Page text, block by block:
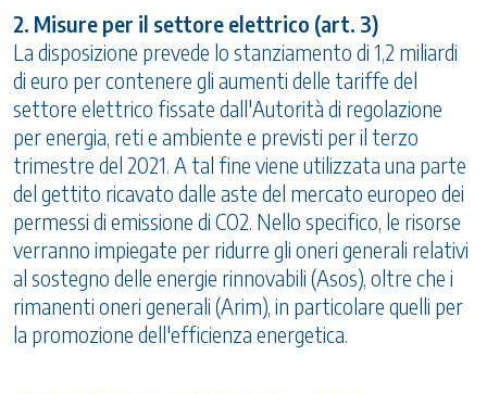
2. Misure per il settore elettrico (art. 3)
La disposizione prevede lo stanziamento di 1,2 miliardi
di euro per contenere gli aumenti delle tariffe del
settore elettrico fissate dall'Autorità di regolazione
per energia, reti e ambiente e previsti per il terzo
trimestre del 2021. A tal fine viene utilizzata una parte
del gettito ricavato dalle aste del mercato europeo dei
permessi di emissione di CO2. Nello specifico, le risorse
verranno impiegate per ridurre gli oneri generali relativi
al sostegno delle energie rinnovabili (Asos), oltre che i
rimanenti oneri generali (Arim), in particolare quelli per
la promozione dell'efficienza energetica.